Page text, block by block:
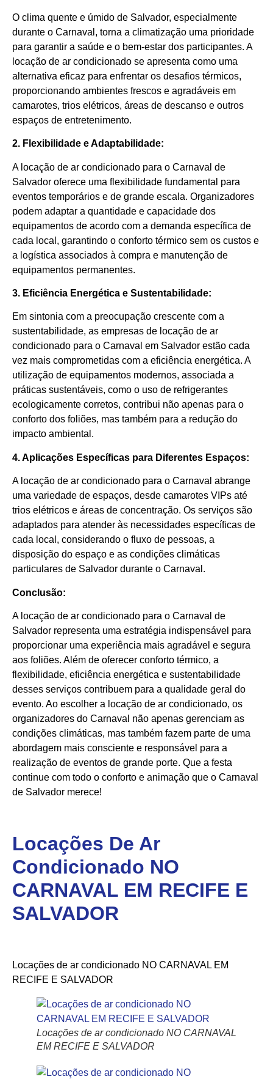
O clima quente e úmido de Salvador, especialmente
durante o Carnaval, torna a climatização uma prioridade
para garantir a saúde e o bem-estar dos participantes. A
locação de ar condicionado se apresenta como uma
alternativa eficaz para enfrentar os desafios térmicos,
proporcionando ambientes frescos e agradáveis em
camarotes, trios elétricos, áreas de descanso e outros
espaços de entretenimento.
2. Flexibilidade e Adaptabilidade:
A locação de ar condicionado para o Carnaval de
Salvador oferece uma flexibilidade fundamental para
eventos temporários e de grande escala. Organizadores
podem adaptar a quantidade e capacidade dos
equipamentos de acordo com a demanda específica de
cada local, garantindo o conforto térmico sem os custos e
a logística associados à compra e manutenção de
equipamentos permanentes.
3. Eficiência Energética e Sustentabilidade:
Em sintonia com a preocupação crescente com a
sustentabilidade, as empresas de locação de ar
condicionado para o Carnaval em Salvador estão cada
vez mais comprometidas com a eficiência energética. A
utilização de equipamentos modernos, associada a
práticas sustentáveis, como o uso de refrigerantes
ecologicamente corretos, contribui não apenas para o
conforto dos foliões, mas também para a redução do
impacto ambiental.
4. Aplicações Específicas para Diferentes Espaços:
A locação de ar condicionado para o Carnaval abrange
uma variedade de espaços, desde camarotes VIPs até
trios elétricos e áreas de concentração. Os serviços são
adaptados para atender às necessidades específicas de
cada local, considerando o fluxo de pessoas, a
disposição do espaço e as condições climáticas
particulares de Salvador durante o Carnaval.
Conclusão:
A locação de ar condicionado para o Carnaval de
Salvador representa uma estratégia indispensável para
proporcionar uma experiência mais agradável e segura
aos foliões. Além de oferecer conforto térmico, a
flexibilidade, eficiência energética e sustentabilidade
desses serviços contribuem para a qualidade geral do
evento. Ao escolher a locação de ar condicionado, os
organizadores do Carnaval não apenas gerenciam as
condições climáticas, mas também fazem parte de uma
abordagem mais consciente e responsável para a
realização de eventos de grande porte. Que a festa
continue com todo o conforto e animação que o Carnaval
de Salvador merece!
Locações De Ar
Condicionado NO
CARNAVAL EM RECIFE E
SALVADOR
Locações de ar condicionado NO CARNAVAL EM
RECIFE E SALVADOR
Locações de ar condicionado NO CARNAVAL
EM RECIFE E SALVADOR